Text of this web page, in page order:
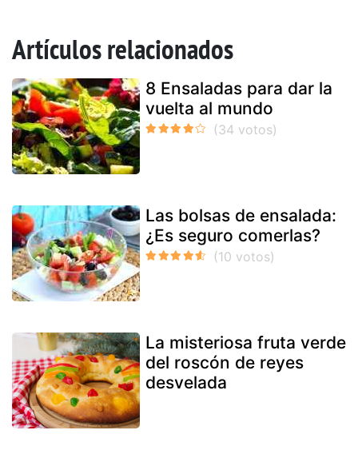
Artículos relacionados
8 Ensaladas para dar la
vuelta al mundo
Las bolsas de ensalada:
¿Es seguro comerlas?
La misteriosa fruta verde
del roscón de reyes
desvelada